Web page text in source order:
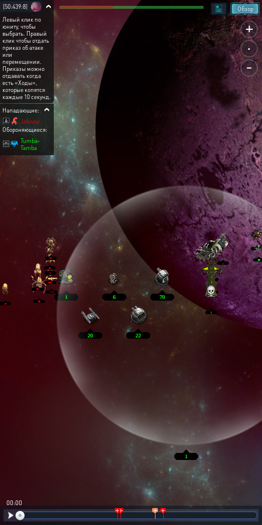
+
.
-
Обзор
[50:439:8]
Левый клик по
юниту, чтобы
выбрать. Правый
клик чтобы отдать
приказ об атаке
или
перемещении.
Приказы можно
отдавать когда
есть «Ходы»,
которые копятся
каждые 10 секунд.
Нападающие:
Johnny
Обороняющиеся:
Tumba-
Tamba
00:01